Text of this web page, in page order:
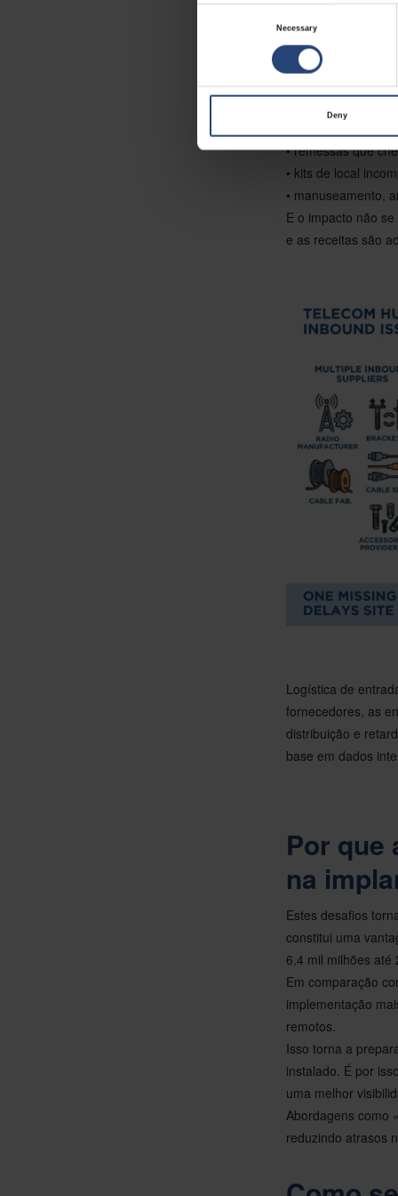
Necessary
Deny
cabos ou
reagrupamento,
• remessas que
• kits de local
• manuseamento,
E o impacto não
e as receitas são
Logística de
fornecedores, as
distribuição e
base em dados
Por que
na
Estes desafios
constitui uma
6,4 mil milhões
Em comparação
implementação
remotos.
Isso torna a
instalado. É por
uma melhor
Abordagens como
reduzindo atrasos